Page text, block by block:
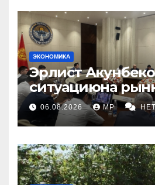
ЭКОНОМИКА
Эрлист
ситуациюна
топливными
06.08.2026 MP